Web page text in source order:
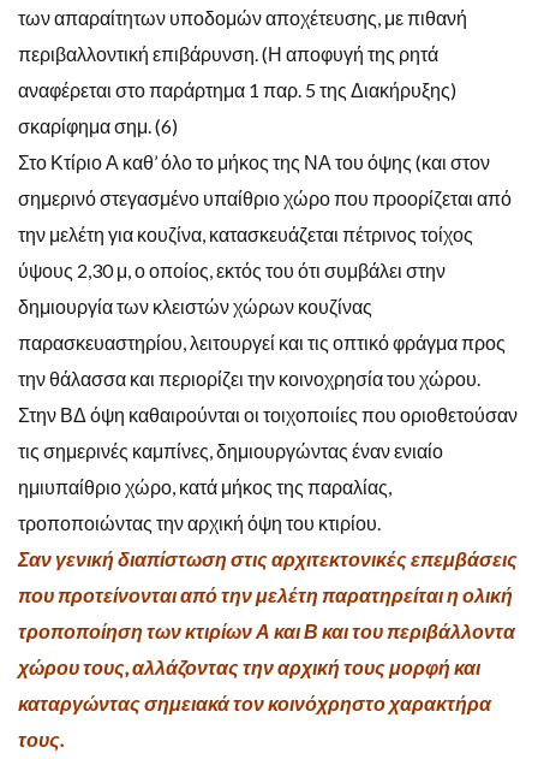
των απαραίτητων υποδομών αποχέτευσης, με πιθανή
περιβαλλοντική επιβάρυνση. (Η αποφυγή της ρητά
αναφέρεται στο παράρτημα 1 παρ. 5 της Διακήρυξης)
σκαρίφημα σημ. (6)
Στο Κτίριο Α καθ’ όλο το μήκος της ΝΑ του όψης (και στον
σημερινό στεγασμένο υπαίθριο χώρο που προορίζεται από
την μελέτη για κουζίνα, κατασκευάζεται πέτρινος τοίχος
ύψους 2,30 μ, ο οποίος, εκτός του ότι συμβάλει στην
δημιουργία των κλειστών χώρων κουζίνας
παρασκευαστηρίου, λειτουργεί και τις οπτικό φράγμα προς
την θάλασσα και περιορίζει την κοινοχρησία του χώρου.
Στην ΒΔ όψη καθαιρούνται οι τοιχοποιίες που οριοθετούσαν
τις σημερινές καμπίνες, δημιουργώντας έναν ενιαίο
ημιυπαίθριο χώρο, κατά μήκος της παραλίας,
τροποποιώντας την αρχική όψη του κτιρίου.
Σαν γενική διαπίστωση στις αρχιτεκτονικές επεμβάσεις
που προτείνονται από την μελέτη παρατηρείται η ολική
τροποποίηση των κτιρίων Α και Β και του περιβάλλοντα
χώρου τους, αλλάζοντας την αρχική τους μορφή και
καταργώντας σημειακά τον κοινόχρηστο χαρακτήρα
τους.